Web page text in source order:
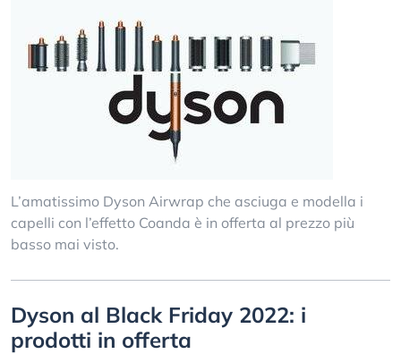
L’amatissimo Dyson Airwrap che asciuga e modella i
capelli con l’effetto Coanda è in offerta al prezzo più
basso mai visto.
Dyson al Black Friday 2022: i
prodotti in offerta